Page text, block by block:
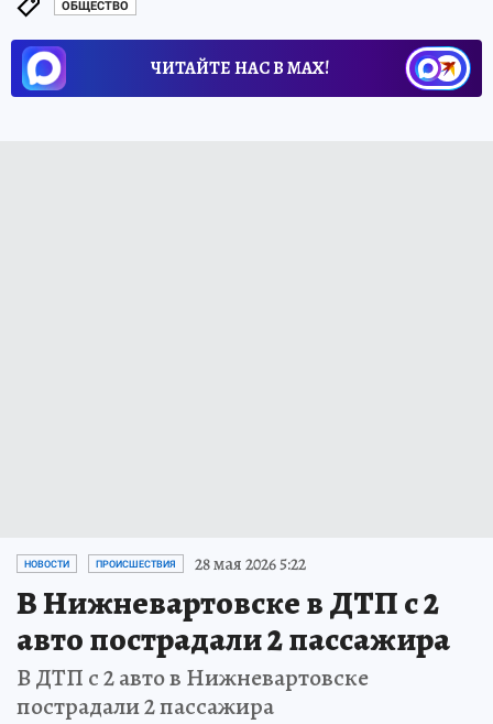
ОБЩЕСТВО
ЧИТАЙТЕ НАС В МАХ!
НОВОСТИ ПРОИСШЕСТВИЯ 28 мая 2026 5:22
В Нижневартовске в ДТП с 2
авто пострадали 2 пассажира
В ДТП с 2 авто в Нижневартовске
пострадали 2 пассажира